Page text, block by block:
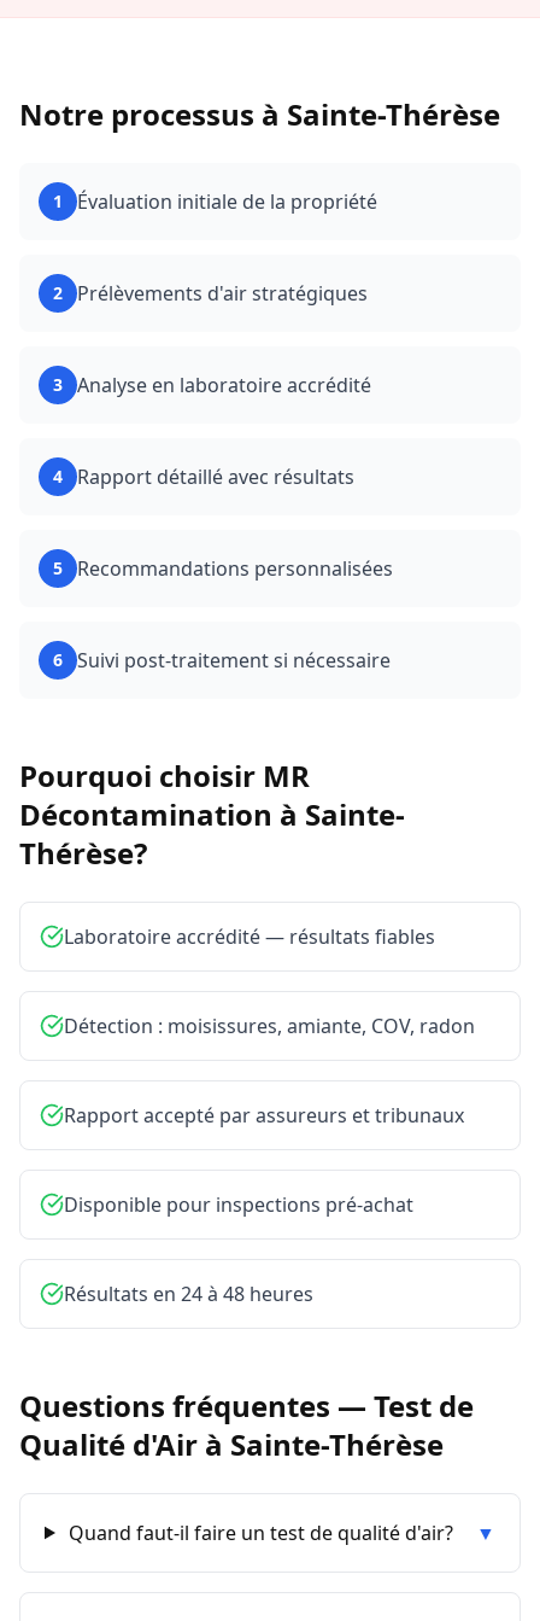
Notre processus à Sainte-Thérèse
1 Évaluation initiale de la propriété
2 Prélèvements d'air stratégiques
3 Analyse en laboratoire accrédité
4 Rapport détaillé avec résultats
5 Recommandations personnalisées
6 Suivi post-traitement si nécessaire
Pourquoi choisir MR
Décontamination à Sainte-
Thérèse?
Laboratoire accrédité — résultats fiables
Détection : moisissures, amiante, COV, radon
Rapport accepté par assureurs et tribunaux
Disponible pour inspections pré-achat
Résultats en 24 à 48 heures
Questions fréquentes — Test de
Qualité d'Air à Sainte-Thérèse
Quand faut-il faire un test de qualité d'air? ▼